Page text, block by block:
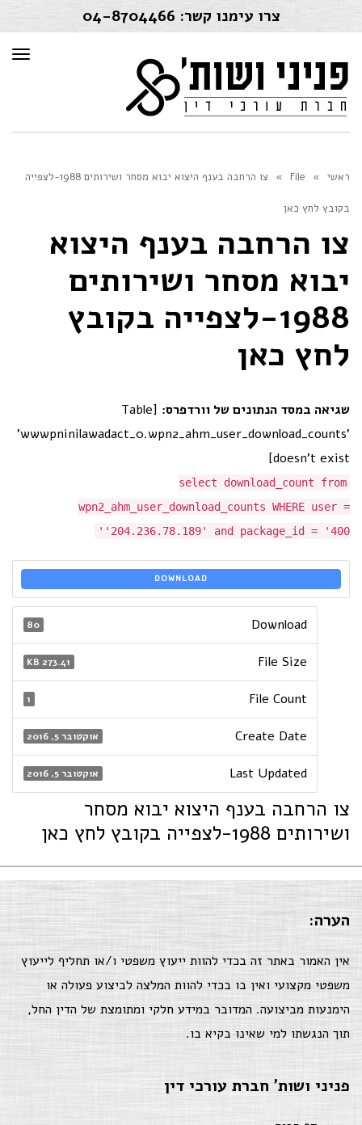
צרו עימנו קשר: 04-8704466
ראשי »
File
» צו הרחבה בענף היצוא יבוא מסחר ושירותים 1988-לצפייה
בקובץ לחץ כאן
צו הרחבה בענף היצוא
יבוא מסחר ושירותים
1988-לצפייה בקובץ
לחץ כאן
שגיאה במסד הנתונים של וורדפרס: [Table
'wwwpninilawadact_0.wpn2_ahm_user_download_counts'
doesn't exist]
select download_count from
wpn2_ahm_user_download_counts WHERE user =
'204.236.78.189' and package_id = '400'
DOWNLOAD
Download
80
File Size
273.41 KB
File Count
1
Create Date אוקטובר 5, 2016
Last Updated אוקטובר 5, 2016
צו הרחבה בענף היצוא יבוא מסחר
ושירותים 1988-לצפייה בקובץ לחץ כאן
הערה:
אין האמור באתר זה בכדי להוות ייעוץ משפטי ו/או תחליף לייעוץ
משפטי מקצועי ואין בו בכדי להוות המלצה לביצוע פעולה או
הימנעות מביצועה. המדובר במידע חלקי ומתומצת של הדין החל,
תוך הנגשתו למי שאינו בקיא בו.
פניני ושות' חברת עורכי דין